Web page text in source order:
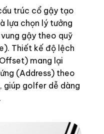
trúc cổ gậy tạo
lựa chọn lý tưởng
gậy theo quỹ
Thiết kế độ lệch
mang lại
(Address) theo
giúp golfer dễ dàng